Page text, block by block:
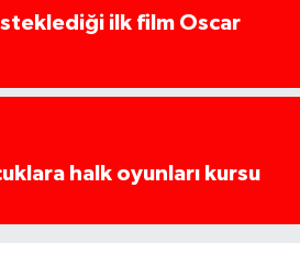
ilk film Oscar
halk oyunları kursu